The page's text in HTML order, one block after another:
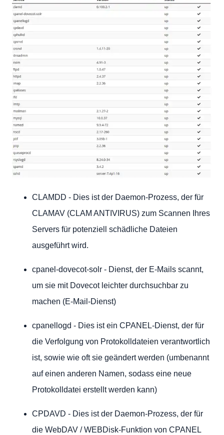
CLAMDD - Dies ist der Daemon-Prozess, der für
CLAMAV (CLAM ANTIVIRUS) zum Scannen Ihres
Servers für potenziell schädliche Dateien
ausgeführt wird.
cpanel-dovecot-solr - Dienst, der E-Mails scannt,
um sie mit Dovecot leichter durchsuchbar zu
machen (E-Mail-Dienst)
cpanellogd - Dies ist ein CPANEL-Dienst, der für
die Verfolgung von Protokolldateien verantwortlich
ist, sowie wie oft sie geändert werden (umbenannt
auf einen anderen Namen, sodass eine neue
Protokolldatei erstellt werden kann)
CPDAVD - Dies ist der Daemon-Prozess, der für
die WebDAV / WEBDisk-Funktion von CPANEL